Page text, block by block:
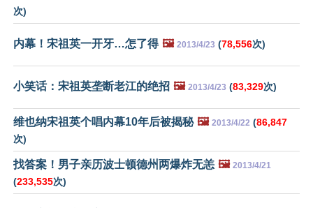
次)
内幕！宋祖英一开牙…怎了得 🖼️ 2013/4/23 (78,556次)
小笑话：宋祖英垄断老江的绝招 🖼️ 2013/4/23 (83,329次)
维也纳宋祖英个唱内幕10年后被揭秘 🖼️ 2013/4/22 (86,847
次)
找答案！男子亲历波士顿德州两爆炸无恙 🖼️ 2013/4/21
(233,535次)